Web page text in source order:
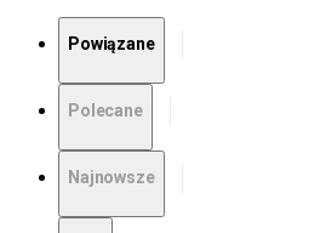
Powiązane
Polecane
Najnowsze